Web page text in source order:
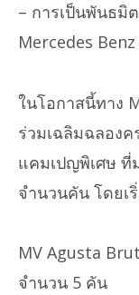
– การเป็นพันธมิ
Mercedes Benz
ในโอกาสนี้ทาง
ร่วมเฉลิมฉลองค
แคมเปญพิเศษ ที่
จำนวนคัน โดยเ
MV Agusta
จำนวน 5 คัน